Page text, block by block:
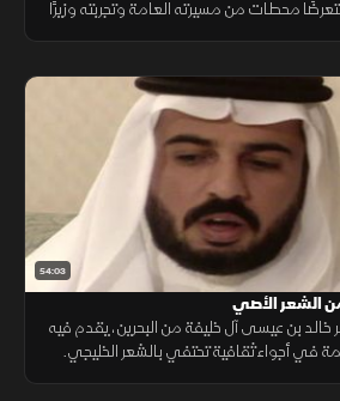
محطات من مسيرته العامة وتجربته وزيرًا
54:03
الشعر الأصي
خالد بن عيسى آل خليفة من البحرين، يقدم فيه
في أجواء ثقافية تحتفي بالشعر الخليجي.